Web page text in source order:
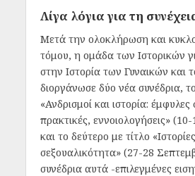
Λίγα λόγια για τη
Μετά την ολοκλήρωση και
τόμου, η ομάδα των Ιστορικών
στην Ιστορία των Γυναικών και
διοργάνωσε δύο νέα συνέδρια,
«Ανδρισμοί και ιστορία: έμφυλες
πρακτικές, εννοιολογήσεις»
και το δεύτερο με τίτλο
σεξουαλικότητα» (27-28
συνέδρια αυτά -επιλεγμένες